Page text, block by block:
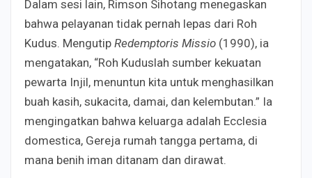
Dalam sesi lain, Rimson Sihotang menegaskan
bahwa pelayanan tidak pernah lepas dari Roh
Kudus. Mengutip Redemptoris Missio (1990), ia
mengatakan, “Roh Kuduslah sumber kekuatan
pewarta Injil, menuntun kita untuk menghasilkan
buah kasih, sukacita, damai, dan kelembutan.” Ia
mengingatkan bahwa keluarga adalah Ecclesia
domestica, Gereja rumah tangga pertama, di
mana benih iman ditanam dan dirawat.